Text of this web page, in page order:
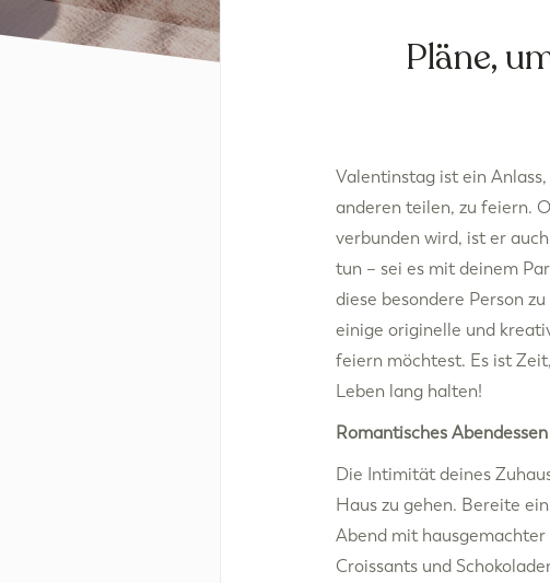
Pläne,
Valentinstag ist ein
anderen teilen, zu feiern.
verbunden wird, ist er
tun – sei es mit deinem
diese besondere Person
einige originelle und
feiern möchtest. Es ist
Leben lang halten!
Romantisches
Die Intimität deines
Haus zu gehen. Bereite
Abend mit
Croissants und